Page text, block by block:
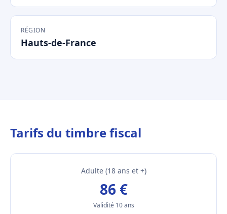
RÉGION
Hauts-de-France
Tarifs du timbre fiscal
Adulte (18 ans et +)
86 €
Validité 10 ans